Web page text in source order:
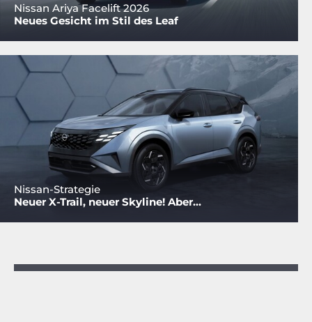
Nissan Ariya Facelift 2026
Neues Gesicht im Stil des Leaf
Nissan-Strategie
Neuer X-Trail, neuer Skyline! Aber...